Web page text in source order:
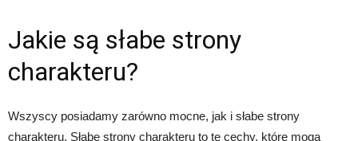
Jakie są słabe strony
charakteru?
Wszyscy posiadamy zarówno mocne, jak i słabe strony
charakteru. Słabe strony charakteru to te cechy, które mogą